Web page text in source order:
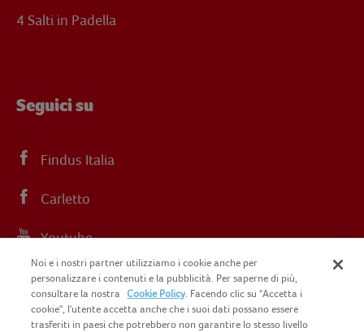
4 Salti in Padella
Seguici su
Findus Italia
Carletto
Youtube
Instagram
Noi e i nostri partner utilizziamo i cookie anche per
personalizzare i contenuti e la pubblicità. Per saperne di più,
consultare la nostra
Cookie Policy. Facendo clic su "Accetta i
cookie", l'utente accetta anche che i suoi dati possano essere
trasferiti in paesi che potrebbero non garantire lo stesso livello